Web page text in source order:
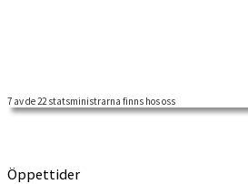
7 av de 22 statsministrarna finns hos oss
Öppettider